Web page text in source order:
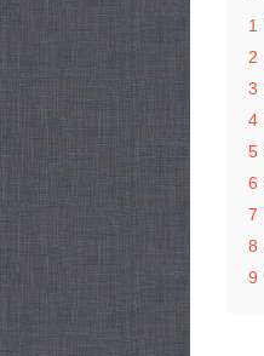
1
2
3
4
5
6
7
8
9